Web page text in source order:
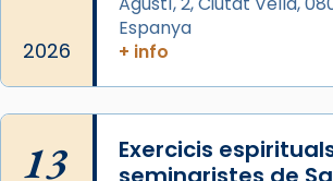
Arquebisbat de Barcelona
de Barcelona.
2 weeks ago
comitè organitzador de la
2026
Espanya
+ info
13
Exercicis